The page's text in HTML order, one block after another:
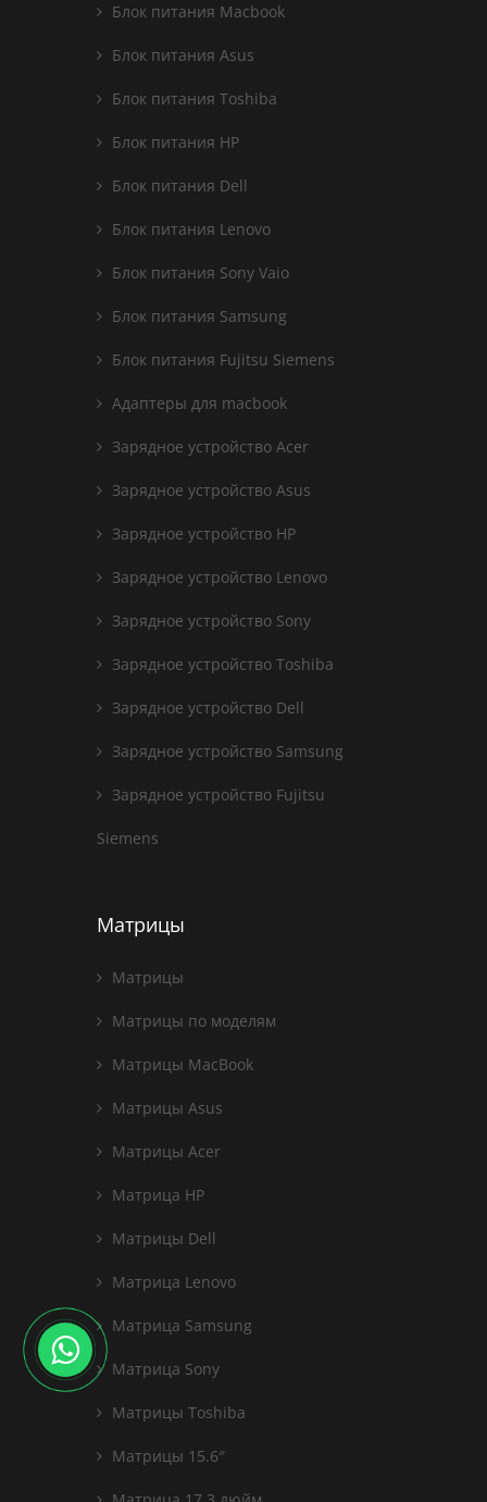
Блок питания Macbook
Блок питания Asus
Блок питания Toshiba
Блок питания HP
Блок питания Dell
Блок питания Lenovo
Блок питания Sony Vaio
Блок питания Samsung
Блок питания Fujitsu Siemens
Адаптеры для macbook
Зарядное устройство Acer
Зарядное устройство Asus
Зарядное устройство HP
Зарядное устройство Lenovo
Зарядное устройство Sony
Зарядное устройство Toshiba
Зарядное устройство Dell
Зарядное устройство Samsung
Зарядное устройство Fujitsu
Siemens
Матрицы
Матрицы
Матрицы по моделям
Матрицы MacBook
Матрицы Asus
Матрицы Acer
Матрица HP
Матрицы Dell
Матрица Lenovo
Матрица Samsung
Матрица Sony
Матрицы Toshiba
Матрицы 15.6″